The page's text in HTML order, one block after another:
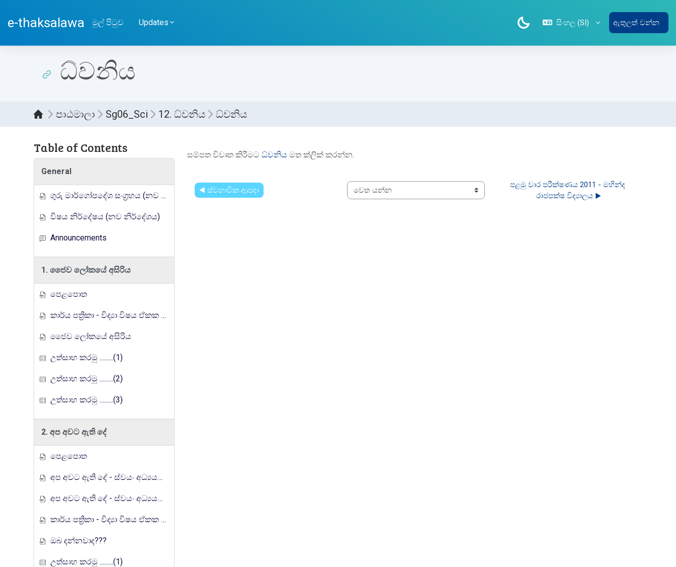
e-thaksalawa මුල් පිටුව Updates සිංහල ‎(SI)‎ ඇතුලත් වන්න
ධ්වනිය
පාඨමාලා Sg06_Sci 12. ධ්වනිය ධ්වනිය
Table of Contents
General
ගුරු මාර්ගෝපදේශ සංග්‍රහය (නව නිර්දේශය)
විෂය නිර්දේෂය (නව නිර්දේශය)
Announcements
1. ජෛව ලෝකයේ අසිරිය
පෙළපොත
කාර්ය පත්‍රිකා - විද්‍යා විෂය ඒකක සංවර්ධන වැඩසටහන, මතුගම අධ්‍යාපන කලාපය
ජෛව ලෝකයේ අසිරිය
උත්සාහ කරමු .........(1)
උත්සාහ කරමු .........(2)
උත්සාහ කරමු .........(3)
2. අප අවට ඇති දේ
පෙළපොත
අප අවට ඇති දේ - ස්වයං අධ්‍යයන ඉගෙනුම් කට්ටලය
අප අවට ඇති දේ - ස්වයං අධ්‍යයන ඉගෙනුම් කට්ටලය (පිළිතුරු)
කාර්ය පත්‍රිකා - විද්‍යා විෂය ඒකක සංවර්ධන වැඩසටහන, මතුගම අධ්‍යාපන කලාපය
ඔබ දන්නවාද???
උත්සාහ කරමු .........(1)
සම්පත විවෘත කිරීමට ධ්වනිය මත ක්ලික් කරන්න.
◀︎ ස්වභාවික ආපදා
වෙත යන්න
පළමු වාර පරීක්ෂණය 2011 - මහින්ද
රාජපක්ෂ විද්‍යාලය ▶︎